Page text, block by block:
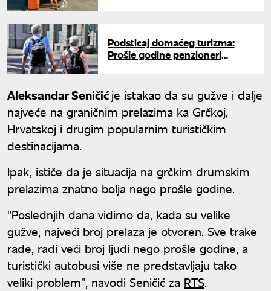
Podsticaj domaćeg turizma:
Prošle godine penzioneri
Aleksandar Seničićje istakao da su gužve i dalje
najveće na graničnim prelazima ka Grčkoj,
Hrvatskoj i drugim popularnim turističkim
destinacijama.
Ipak, ističe da je situacija na grčkim drumskim
prelazima znatno bolja nego prošle godine.
"Poslednjih dana vidimo da, kada su velike
gužve, najveći broj prelaza je otvoren. Sve trake
rade, radi veći broj ljudi nego prošle godine, a
turistički autobusi više ne predstavljaju tako
veliki problem", navodi Seničić za RTS.